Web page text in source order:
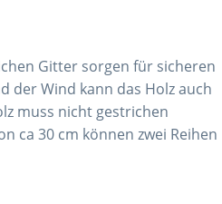
Gitter sorgen für sicheren
der Wind kann das Holz auch
muss nicht gestrichen
ca 30 cm können zwei Reihen